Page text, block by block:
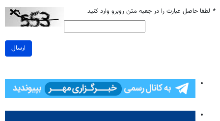
* لطفا حاصل عبارت را در جعبه متن روبرو وارد کنید
ارسال